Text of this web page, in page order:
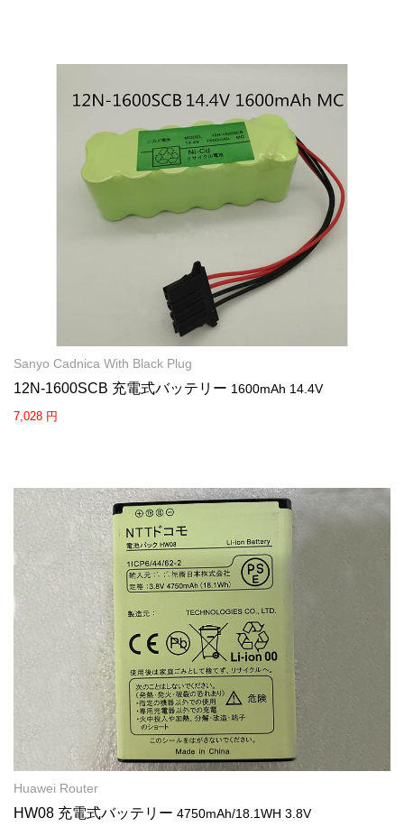
Sanyo Cadnica With Black Plug
12N-1600SCB 充電式バッテリー 1600mAh 14.4V
7,028 円
Huawei Router
HW08 充電式バッテリー 4750mAh/18.1WH 3.8V